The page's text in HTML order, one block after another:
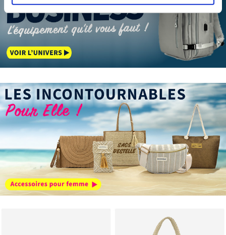
(empreintes digitales).
Pour en savoir plus sur le traitement de vos données
personnelles et définir vos préférences, reportez-vous à
lasection « Détails »
. Vous pouvez modifier ou retirer
votre consentement à tout moment à partir de la
déclaration sur les cookies.
Les cookies nous permettent de personnaliser le contenu
et les annonces, d'offrir des fonctionnalités relatives aux
médias sociaux et d'analyser notre trafic. Nous
partageons également des informations sur l'utilisation de
notre site avec nos partenaires de médias sociaux, de
publicité et d'analyse, qui peuvent combiner celles-ci
avec d'autres informations que vous leur avez fournies
ou qu'ils ont collectées lors de votre utilisation de leurs
services.